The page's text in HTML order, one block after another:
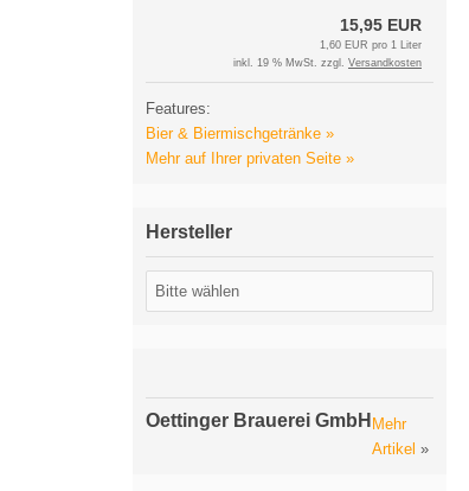
15,95 EUR
1,60 EUR pro 1 Liter
inkl. 19 % MwSt. zzgl. Versandkosten
Features:
Bier & Biermischgetränke »
Mehr auf Ihrer privaten Seite »
Hersteller
Oettinger Brauerei GmbH Mehr
Artikel »